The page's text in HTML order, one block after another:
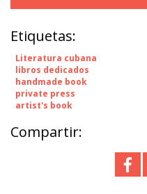
Etiquetas:
Literatura cubana
libros dedicados
handmade book
private press
artist's book
Compartir: